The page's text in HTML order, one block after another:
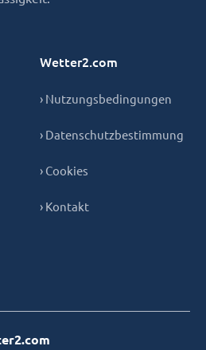
Wetter2.com
› Nutzungsbedingungen
› Datenschutzbestimmung
› Cookies
› Kontakt